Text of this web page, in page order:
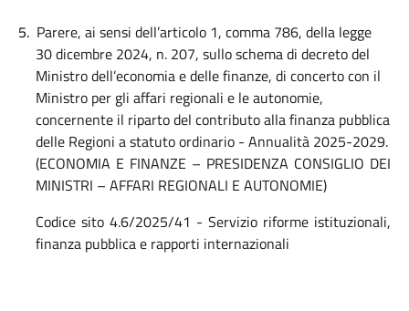
5. Parere, ai sensi dell’articolo 1, comma 786, della legge
30 dicembre 2024, n. 207, sullo schema di decreto del
Ministro dell’economia e delle finanze, di concerto con il
Ministro per gli affari regionali e le autonomie,
concernente il riparto del contributo alla finanza pubblica
delle Regioni a statuto ordinario - Annualità 2025-2029.
(ECONOMIA E FINANZE – PRESIDENZA CONSIGLIO DEI
MINISTRI – AFFARI REGIONALI E AUTONOMIE)
Codice sito 4.6/2025/41 - Servizio riforme istituzionali,
finanza pubblica e rapporti internazionali